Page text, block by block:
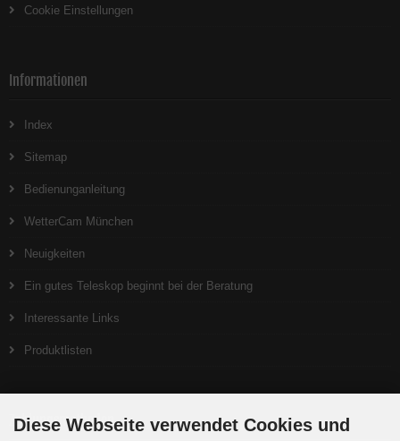
Cookie Einstellungen
Informationen
Index
Sitemap
Bedienunganleitung
WetterCam München
Neuigkeiten
Ein gutes Teleskop beginnt bei der Beratung
Interessante Links
Produktlisten
Zahlungsmethoden
Diese Webseite verwendet Cookies und